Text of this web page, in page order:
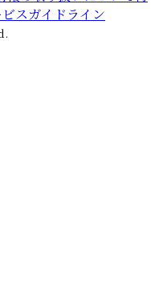
スガイドライン